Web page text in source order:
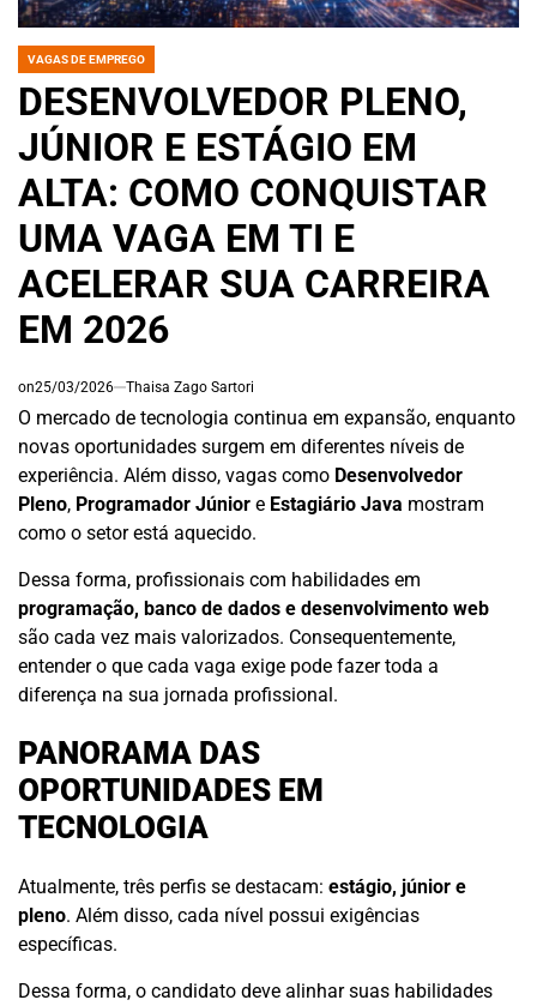
POSTED
VAGAS DE EMPREGO
DESENVOLVEDOR PLENO,
JÚNIOR E ESTÁGIO EM
ALTA: COMO CONQUISTAR
UMA VAGA EM TI E
ACELERAR SUA CARREIRA
EM 2026
on25/03/2026 Thaisa Zago Sartori
O mercado de tecnologia continua em expansão, enquanto
novas oportunidades surgem em diferentes níveis de
experiência. Além disso, vagas como Desenvolvedor
Pleno, Programador Júnior e Estagiário Java mostram
como o setor está aquecido.
Dessa forma, profissionais com habilidades em
programação, banco de dados e desenvolvimento web
são cada vez mais valorizados. Consequentemente,
entender o que cada vaga exige pode fazer toda a
diferença na sua jornada profissional.
PANORAMA DAS
OPORTUNIDADES EM
TECNOLOGIA
Atualmente, três perfis se destacam: estágio, júnior e
pleno. Além disso, cada nível possui exigências
específicas.
Dessa forma, o candidato deve alinhar suas habilidades